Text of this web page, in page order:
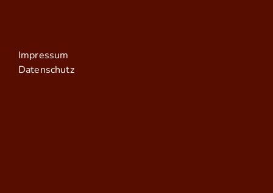
Impressum
Datenschutz